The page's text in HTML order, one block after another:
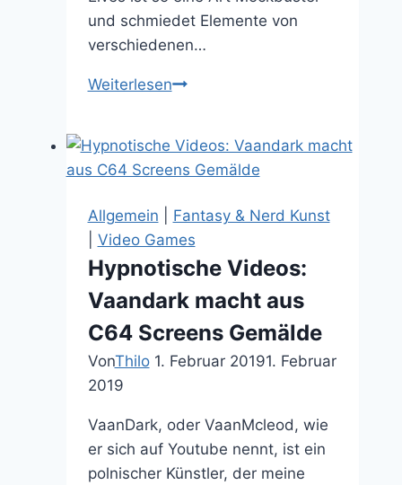
und schmiedet Elemente von
verschiedenen…
WeiterlesenWas
der
Mischung
Pocahontas,
Willow
und
Herr
der
CRAP:
Lord
of
Allgemein
Fantasy & Nerd Kunst
Video Games
Hypnotische Videos:
Vaandark macht aus
C64 Screens Gemälde
VonThilo 1. Februar 20191. Februar
2019
VaanDark, oder VaanMcleod, wie
er sich auf Youtube nennt, ist ein
polnischer Künstler, der meine